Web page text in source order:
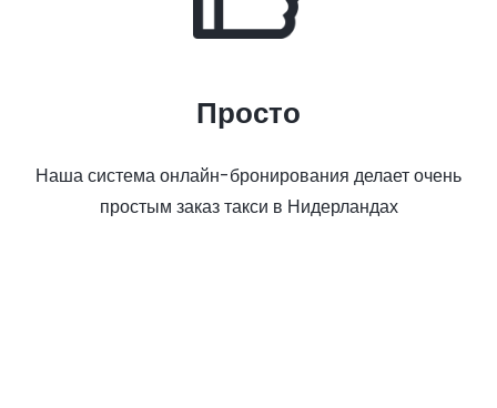
Просто
Наша система онлайн-бронирования делает очень
простым заказ такси в Нидерландах